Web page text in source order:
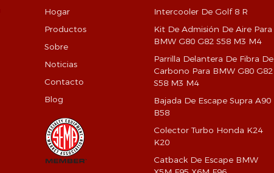
Hogar
Productos
Sobre
Noticias
Contacto
Blog
Intercooler De Golf 8 R
Kit De Admisión De Aire Para
BMW G80 G82 S58 M3 M4
Parrilla Delantera De Fibra De
Carbono Para BMW G80 G82
S58 M3 M4
Bajada De Escape Supra A90
B58
Colector Turbo Honda K24
K20
Catback De Escape BMW